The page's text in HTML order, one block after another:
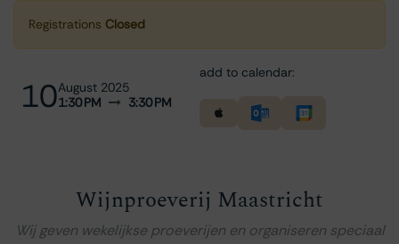
Registrations Closed
10August 2025
1:30 PM
3:30 PM
add to calendar:
Wijnproeverij Maastricht
Wij geven wekelijkse proeverijen en organiseren speciaal